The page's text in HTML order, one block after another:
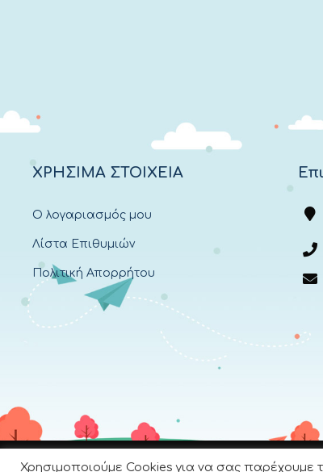
ΧΡΗΣΙΜΑ ΣΤΟΙΧΕΙΑ
Ο λογαριασμός μου
Λίστα Επιθυμιών
Πολιτική Απορρήτου
Χρησιμοποιούμε Cookies για να σας παρέχουμε